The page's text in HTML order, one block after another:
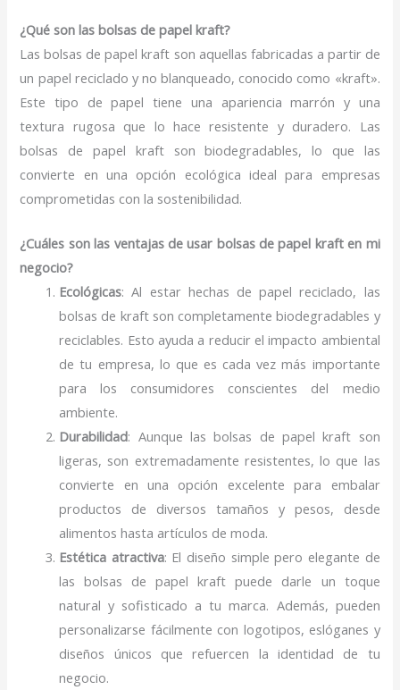
¿Qué son las bolsas de papel kraft?
Las bolsas de papel kraft son aquellas fabricadas a partir de
un papel reciclado y no blanqueado, conocido como «kraft».
Este tipo de papel tiene una apariencia marrón y una
textura rugosa que lo hace resistente y duradero. Las
bolsas de papel kraft son biodegradables, lo que las
convierte en una opción ecológica ideal para empresas
comprometidas con la sostenibilidad.
¿Cuáles son las ventajas de usar bolsas de papel kraft en mi
negocio?
Ecológicas: Al estar hechas de papel reciclado, las
bolsas de kraft son completamente biodegradables y
reciclables. Esto ayuda a reducir el impacto ambiental
de tu empresa, lo que es cada vez más importante
para los consumidores conscientes del medio
ambiente.
Durabilidad: Aunque las bolsas de papel kraft son
ligeras, son extremadamente resistentes, lo que las
convierte en una opción excelente para embalar
productos de diversos tamaños y pesos, desde
alimentos hasta artículos de moda.
Estética atractiva: El diseño simple pero elegante de
las bolsas de papel kraft puede darle un toque
natural y sofisticado a tu marca. Además, pueden
personalizarse fácilmente con logotipos, eslóganes y
diseños únicos que refuercen la identidad de tu
negocio.